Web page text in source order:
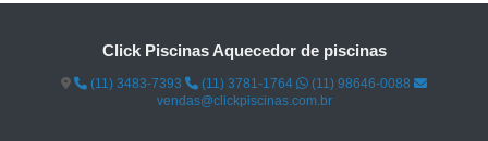
Click Piscinas Aquecedor de piscinas
(11) 3483-7393 (11) 3781-1764
(11) 98646-0088
vendas@clickpiscinas.com.br